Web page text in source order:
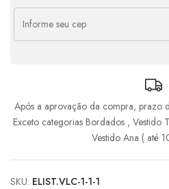
6x de
Após a aprovação da compra, prazo
Exceto categorias Bordados , Vestido
Vestido Ana ( até
SKU: ELIST.VLC-1-1-1